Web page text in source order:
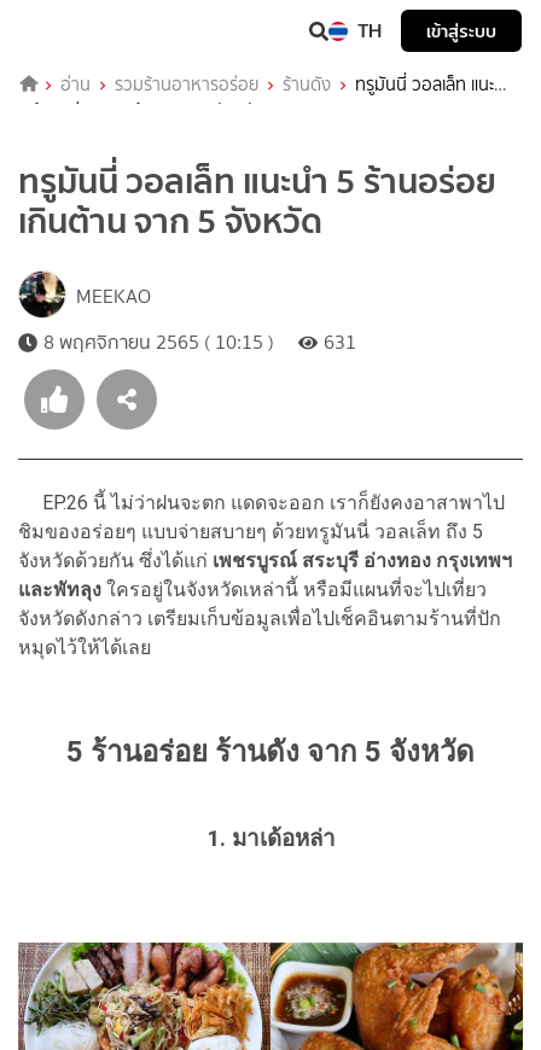
TH เข้าสู่ระบบ
อ่าน รวมร้านอาหารอร่อย ร้านดัง
ทรูมันนี่ วอลเล็ท แนะนำ
5 ร้านอร่อย เกินต้าน จาก 5 จังหวัด
ทรูมันนี่ วอลเล็ท แนะนำ 5 ร้านอร่อย
เกินต้าน จาก 5 จังหวัด
MEEKAO
8 พฤศจิกายน 2565 ( 10:15 )
631
EP.26 นี้ ไม่ว่าฝนจะตก แดดจะออก เราก็ยังคงอาสาพาไป
ชิมของอร่อยๆ แบบจ่ายสบายๆ ด้วยทรูมันนี่ วอลเล็ท ถึง 5
จังหวัดด้วยกัน ซึ่งได้แก่ เพชรบูรณ์ สระบุรี อ่างทอง กรุงเทพฯ
และพัทลุง ใครอยู่ในจังหวัดเหล่านี้ หรือมีแผนที่จะไปเที่ยว
จังหวัดดังกล่าว เตรียมเก็บข้อมูลเพื่อไปเช็คอินตามร้านที่ปัก
หมุดไว้ให้ได้เลย
5 ร้านอร่อย ร้านดัง จาก 5 จังหวัด
1. มาเด้อหล่า